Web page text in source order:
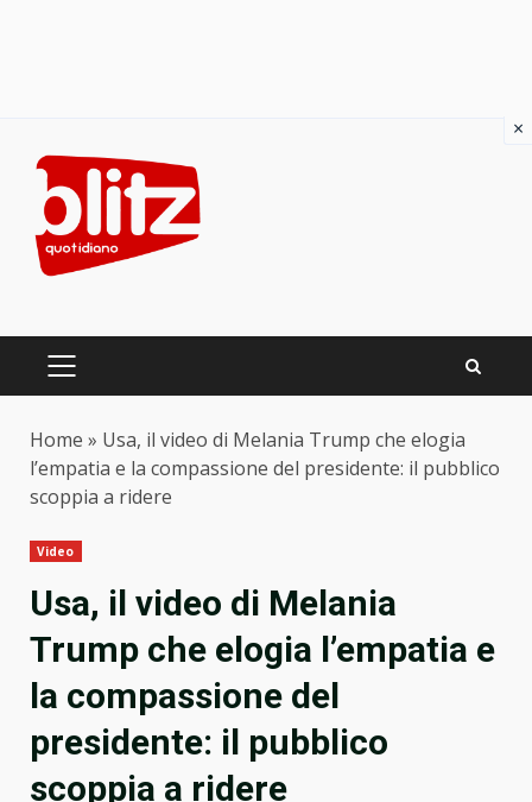
content
PRIMARY
Home » Usa, il video di Melania Trump che elogia
l’empatia e la compassione del presidente: il pubblico
scoppia a ridere
Video
Usa, il video di Melania
Trump che elogia l’empatia e
la compassione del
presidente: il pubblico
scoppia a ridere
×